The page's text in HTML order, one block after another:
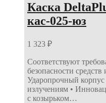
Каска
кас-025-юз
1 323 ₽
Соответствуют
безопасности
Ударопрочный
излучениям •
с козырьком…